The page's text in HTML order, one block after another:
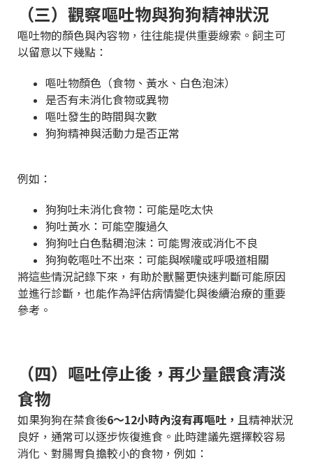
（三）觀察嘔吐物與狗狗精神狀況
嘔吐物的顏色與內容物，往往能提供重要線索。飼主可
以留意以下幾點：
嘔吐物顏色（食物、黃水、白色泡沫）
是否有未消化食物或異物
嘔吐發生的時間與次數
狗狗精神與活動力是否正常
例如：
狗狗吐未消化食物：可能是吃太快
狗吐黃水：可能空腹過久
狗狗吐白色黏稠泡沫：可能胃液或消化不良
狗狗乾嘔吐不出來：可能與喉嚨或呼吸道相關
將這些情況記錄下來，有助於獸醫更快速判斷可能原因
並進行診斷，也能作為評估病情變化與後續治療的重要
參考。
（四）嘔吐停止後，再少量餵食清淡
食物
如果狗狗在禁食後6～12小時內沒有再嘔吐， 且精神狀況
良好，通常可以逐步恢復進食。此時建議先選擇較容易
消化、對腸胃負擔較小的食物，例如：